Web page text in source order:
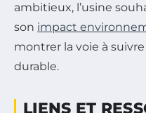
ambitieux, l’usine
son impact
montrer la voie à
durable.
LIENS ET